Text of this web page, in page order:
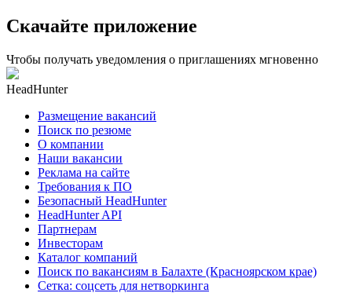
Скачайте приложение
Чтобы получать уведомления о приглашениях мгновенно
HeadHunter
Размещение вакансий
Поиск по резюме
О компании
Наши вакансии
Реклама на сайте
Требования к ПО
Безопасный HeadHunter
HeadHunter API
Партнерам
Инвесторам
Каталог компаний
Поиск по вакансиям в Балахте (Красноярском крае)
Сетка: соцсеть для нетворкинга